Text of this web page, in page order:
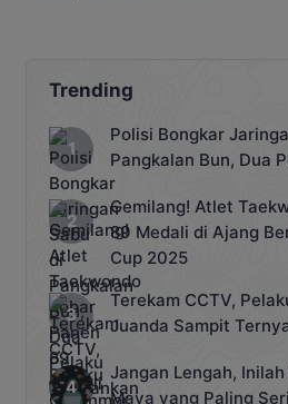
Trending
Polisi Bongkar
Pangkalan Bun, Dua
Gemilang! Atlet
89 Medali di Ajang
Cup 2025
Terekam CCTV,
Juanda Sampit
Jangan Lengah,
Maya yang Paling